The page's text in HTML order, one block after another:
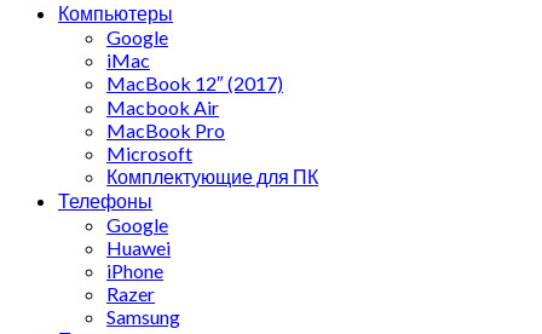
Компьютеры
Google
iMac
MacBook 12″ (2017)
Macbook Air
MacBook Pro
Microsoft
Комплектующие для ПК
Телефоны
Google
Huawei
iPhone
Razer
Samsung